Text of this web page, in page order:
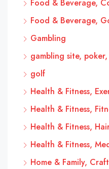
Food & Beverage,
Food & Beverage,
Gambling
gambling site, poker,
golf
Health & Fitness,
Health & Fitness,
Health & Fitness,
Health & Fitness,
Home & Family,